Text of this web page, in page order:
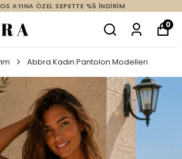
AYINA ÖZEL SEPETTE %5 İNDİRİM
0
Abbra Kadın Pantolon Modelleri